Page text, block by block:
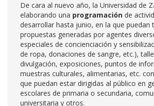
De cara al nuevo año, la Universidad de
elaborando una programación de
desarrollar hasta junio, en la que puedan
propuestas generadas por agentes
especiales de concienciación y
de ropa, donaciones de sangre, etc.),
divulgación, exposiciones, puntos de
muestras culturales, alimentarias, etc.
que puedan estar dirigidas al público en
escolares de primaria o secundaria,
universitaria y otros.